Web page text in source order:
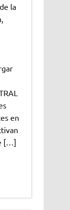
la
en
[…]